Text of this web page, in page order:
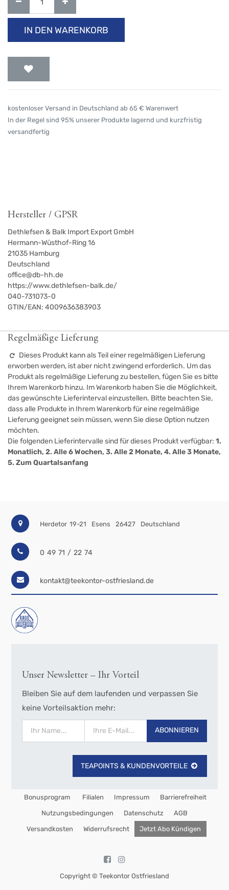
IN DEN WARENKORB
kostenloser Versand in Deutschland ab 65 € Warenwert
In der Regel sind 95% unserer Produkte lagernd und kurzfristig
versandfertig
Hersteller / GPSR
Dethlefsen & Balk Import Export GmbH
Hermann-Wüsthof-Ring 16
21035 Hamburg
Deutschland
office@db-hh.de
https://www.dethlefsen-balk.de/
040-731073-0
GTIN/EAN: 4009636383903
Regelmäßige Lieferung
Dieses Produkt kann als Teil einer regelmäßigen Lieferung
erworben werden, ist aber nicht zwingend erforderlich. Um das
Produkt als regelmäßige Lieferung zu bestellen, fügen Sie es bitte
Ihrem Warenkorb hinzu. Im Warenkorb haben Sie die Möglichkeit,
das gewünschte Lieferinterval einzustellen. Bitte beachten Sie,
dass alle Produkte in Ihrem Warenkorb für eine regelmäßige
Lieferung geeignet sein müssen, wenn Sie diese Option nutzen
möchten.
Die folgenden Lieferintervalle sind für dieses Produkt verfügbar: 1.
Monatlich, 2. Alle 6 Wochen, 3. Alle 2 Monate, 4. Alle 3 Monate,
5. Zum Quartalsanfang
Herdetor 19-21 Esens 26427 Deutschland
0 49 71 / 22 74
kontakt@teekontor-ostfriesland.de
Unser Newsletter – Ihr Vorteil
Bleiben Sie auf dem laufenden und verpassen Sie
keine Vorteilsaktion mehr:
ABONNIEREN
TEAPOINTS & KUNDENVORTEILE
Bonusprogram Filialen Impressum Barrierefreiheit
Nutzungsbedingungen Datenschutz AGB
Versandkosten Widerrufsrecht Jetzt Abo Kündigen
Copyright © Teekontor Ostfriesland